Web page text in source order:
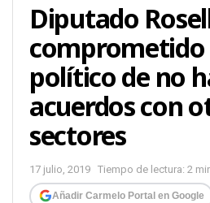
Diputado
político de no
acuerdos con
sectores
17 julio, 2019 Tiempo de lectura: 2
Añadir Carmelo Portal en Google